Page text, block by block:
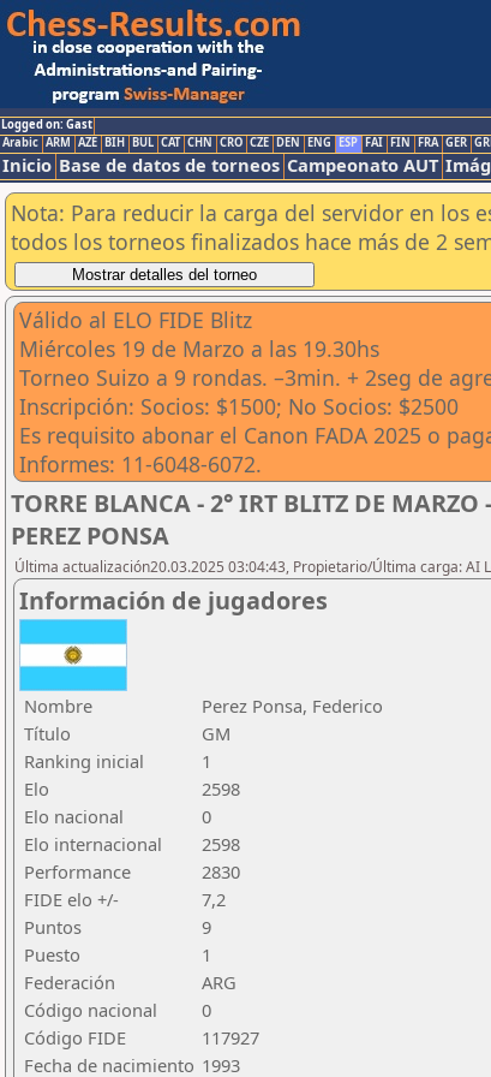
Logged on: Gast
Arabic ARM AZE BIH BUL CAT CHN CRO CZE DEN ENG ESP FAI FIN FRA GER
Inicio Base de datos de torneos Campeonato AUT
Nota: Para reducir la carga del servidor en los
todos los torneos finalizados hace más de 2
Válido al ELO FIDE Blitz
Miércoles 19 de Marzo a las 19.30hs
Torneo Suizo a 9 rondas. –3min. + 2seg de
Inscripción: Socios: $1500; No Socios: $2500
Es requisito abonar el Canon FADA 2025 o
Informes: 11-6048-6072.
TORRE BLANCA - 2° IRT BLITZ DE MARZO
PEREZ PONSA
Última actualización20.03.2025 03:04:43, Propietario/Última carga: AI
Información de jugadores
Nombre
Perez Ponsa, Federico
Título
GM
Ranking inicial
1
Elo
2598
Elo nacional
0
Elo internacional
2598
Performance
2830
FIDE elo +/-
7,2
Puntos
9
Puesto
1
Federación
ARG
Código nacional
0
Código FIDE
117927
Fecha de nacimiento 1993